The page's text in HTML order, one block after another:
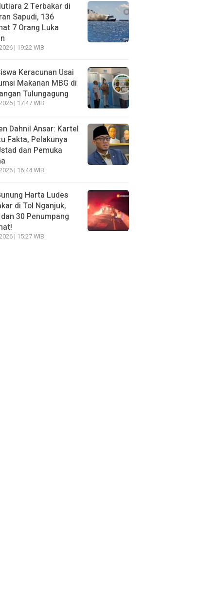
2 Terbakar di
Sapudi, 136
7 Orang Luka
| 19:22 WIB
Keracunan Usai
Makanan MBG di
Tulungagung
| 17:47 WIB
Dahnil Ansar: Kartel
Fakta, Pelakunya
dan Pemuka
| 16:44 WIB
Harta Ludes
di Tol Nganjuk,
30 Penumpang
| 15:27 WIB